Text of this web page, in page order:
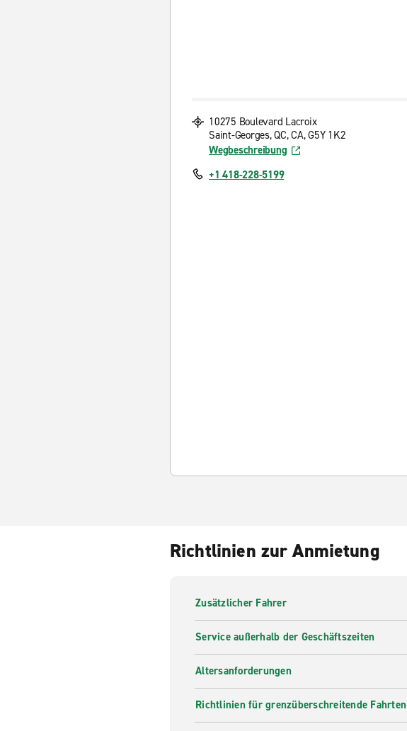
10275 Boulevard Lacroix
Saint-Georges, QC, CA, G5Y 1K2
Wegbeschreibung
+1 418-228-5199
Richtlinien zur Anmietung
Zusätzlicher Fahrer
Service außerhalb der Geschäftszeiten
Altersanforderungen
Richtlinien für grenzüberschreitende Fahrten